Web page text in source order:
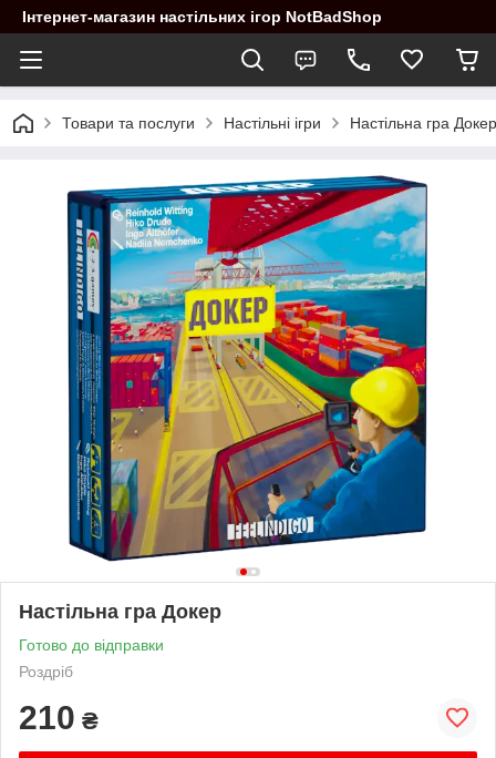
Інтернет-магазин настільних ігор NotBadShop
Товари та послуги Настільні ігри Настільна гра Докер
Настільна гра Докер
Готово до відправки
Роздріб
210 ₴